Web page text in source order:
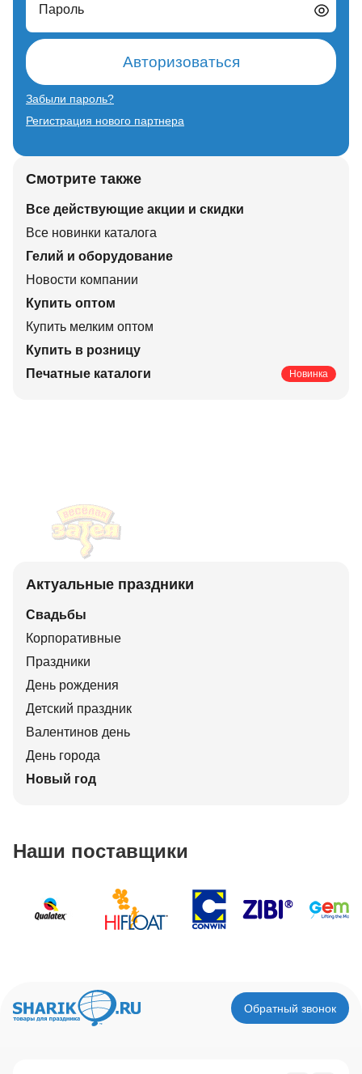
Пароль
Авторизоваться
Забыли пароль?
Регистрация нового партнера
Смотрите также
Все действующие акции и скидки
Все новинки каталога
Гелий и оборудование
Новости компании
Купить оптом
Купить мелким оптом
Купить в розницу
Печатные каталоги
Новинка
Актуальные праздники
Свадьбы
Корпоративные
Праздники
День рождения
Детский праздник
Валентинов день
День города
Новый год
Наши поставщики
Обратный звонок